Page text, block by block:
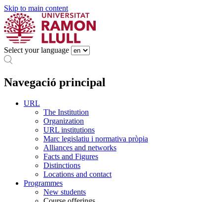
Skip to main content
Select your language
Navegació principal
URL
The Institution
Organization
URL institutions
Marc legislatiu i normativa pròpia
Alliances and networks
Facts and Figures
Distinctions
Locations and contact
Programmes
New students